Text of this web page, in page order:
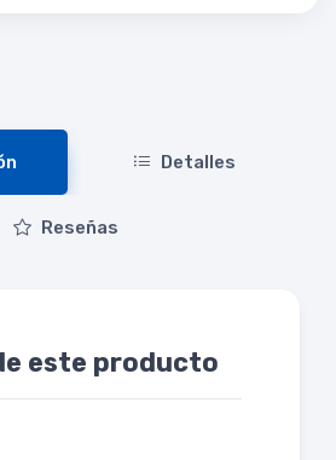
Detalles
Reseñas
este producto